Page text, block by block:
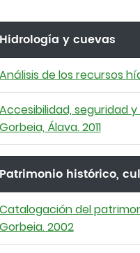
Hidrología y cuevas
Análisis de los recursos
Accesibilidad, seguridad
Gorbeia, Álava. 2011
Patrimonio histórico,
Catalogación del
Gorbeia. 2002